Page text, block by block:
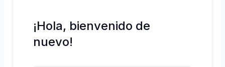
¡Hola, bienvenido de
nuevo!